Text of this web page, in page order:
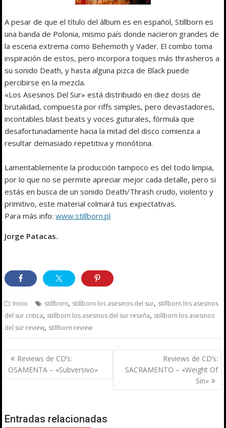
A pesar de que el título del álbum es en español, Stillborn es
una banda de Polonia, mismo país donde nacieron grandes de
la escena extrema como Behemoth y Vader. El combo toma
inspiración de estos, pero incorpora toques más thrasheros a
su sonido Death, y hasta alguna pizca de Black puede
percibirse en la mezcla.
«Los Asesinos Del Sur» está distribuido en diez dosis de
brutalidad, compuesta por riffs simples, pero devastadores,
incontables blast beats y voces guturales, fórmula que
desafortunadamente hacia la mitad del disco comienza a
resultar demasiado repetitiva y monótona.
Lamentablemente la producción tampoco es del todo limpia,
por lo que no se permite apreciar mejor cada detalle, pero si
estás en busca de un sonido Death/Thrash crudo, violento y
primitivo, este material colmará tus expectativas.
Para más info:www.stillborn.pl
Jorge Patacas.
Inicio stillborn, stillborn los asesinos del sur, stillborn los asesinos
del sur critica, stillborn los asesinos del sur reseña, stillborn los asesinos
del sur review, stillborn review
Navegación
de
entradas
Reviews de CD’s:
OSAMENTA – «Subversivo»
Reviews de CD’s:
SACRAMENTO – «Weight Of
Sin»
Entradas relacionadas